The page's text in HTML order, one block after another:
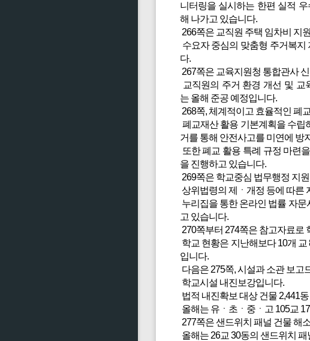
니터링을 실시하는 한편 실적
해 나가고 있습니다.
266쪽은 교직원 주택 임차비 지
수요자 중심의 맞춤형 주거복지
다.
267쪽은 교육지원청 통합관사
교직원의 주거 환경 개선 및 교
는 올해 준공 예정입니다.
268쪽, 체계적이고 효율적인 폐
폐교재산 활용 기본계획을 수립
거를 통해 안전사고를 미연에 방
또한 폐교 활용 특례 규정 마련
을 진행하고 있습니다.
269쪽은 학교중심 법무행정 지
상위법령의 제ㆍ개정 등에 따른
누리집을 통한 온라인 법률 자
고 있습니다.
270쪽부터 274쪽은 참고자료로
학교 현황은 지난해보다 10개
입니다.
다음은 275쪽, 시설과 소관 보고
학교시설 내진보강입니다.
법적 내진확보 대상 건물 2,441
올해는 유ㆍ초ㆍ중ㆍ고 105교
277쪽은 샌드위치 패널 건물 해
올해는 26교 30동의 샌드위치